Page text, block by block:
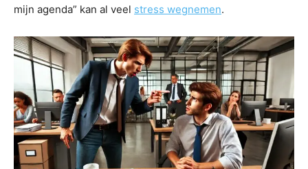
mijn agenda” kan al veel stress wegnemen.